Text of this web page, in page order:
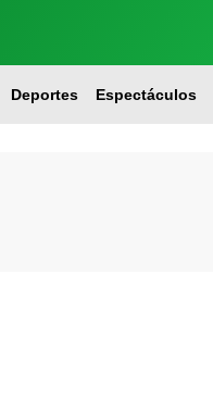
Deportes Espectáculos